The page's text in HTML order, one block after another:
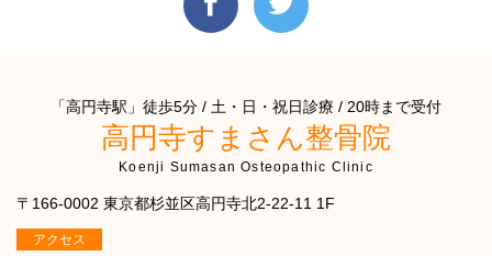
「高円寺駅」徒歩5分 / 土・日・祝日診療 / 20時まで受付
高円寺すまさん整骨院
Koenji Sumasan Osteopathic Clinic
〒166-0002 東京都杉並区高円寺北2-22-11 1F
アクセス